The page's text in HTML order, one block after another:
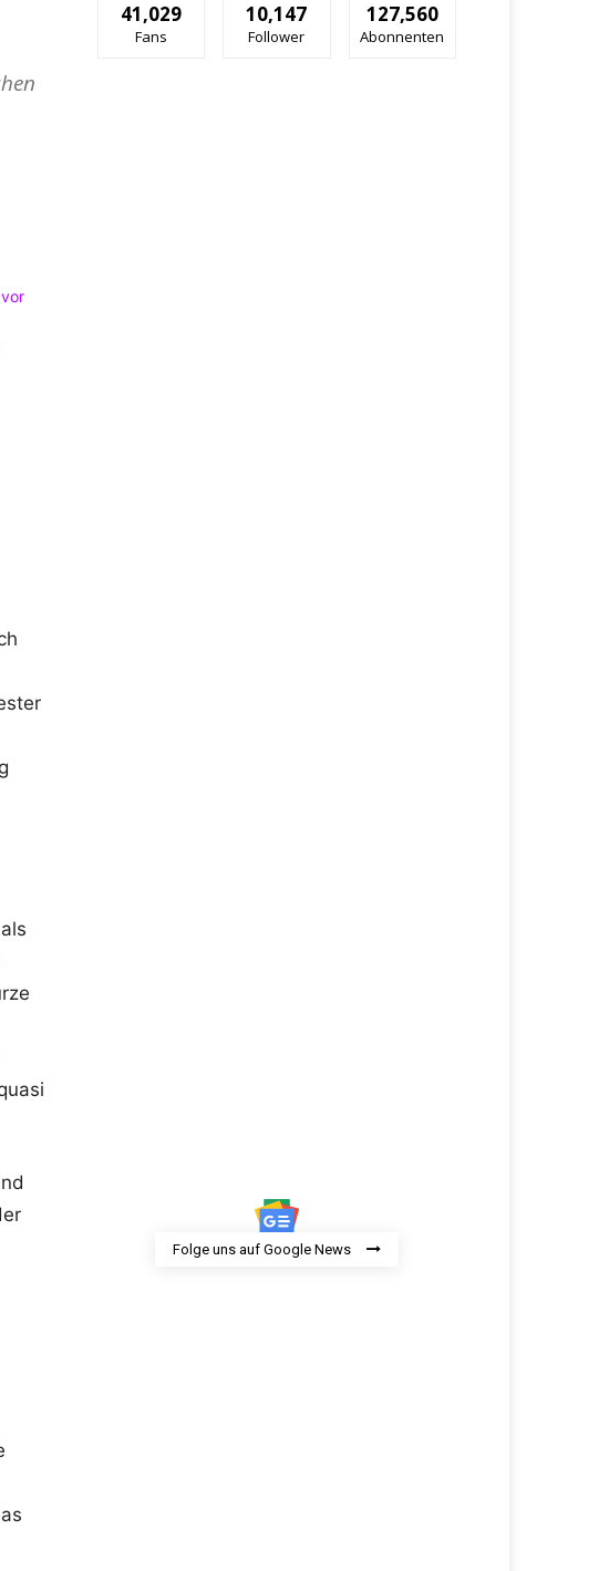
41,029
Fans
10,147
Follower
127,560
Abonnenten
Folge uns auf Google News